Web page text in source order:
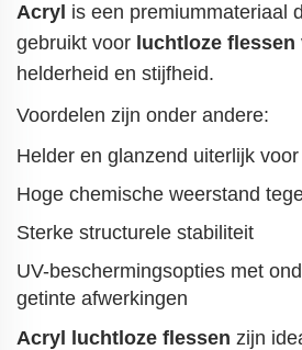
Acryl is een premiummateriaal
gebruikt voor luchtloze flessen
helderheid en stijfheid.
Voordelen zijn onder andere:
Helder en glanzend uiterlijk
Hoge chemische weerstand
Sterke structurele stabiliteit
UV-beschermingsopties met
getinte afwerkingen
Acryl luchtloze flessen zijn